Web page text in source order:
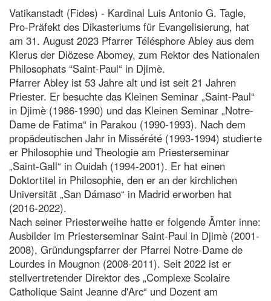
Vatikanstadt (Fides) - Kardinal Luis Antonio G. Tagle,
Pro-Präfekt des Dikasteriums für Evangelisierung, hat
am 31. August 2023 Pfarrer Télésphore Abley aus dem
Klerus der Diözese Abomey, zum Rektor des Nationalen
Philosophats “Saint-Paul“ in Djimè.
Pfarrer Abley ist 53 Jahre alt und ist seit 21 Jahren
Priester. Er besuchte das Kleinen Seminar „Saint-Paul“
in Djimè (1986-1990) und das Kleinen Seminar „Notre-
Dame de Fatima“ in Parakou (1990-1993). Nach dem
propädeutischen Jahr in Missérété (1993-1994) studierte
er Philosophie und Theologie am Priesterseminar
„Saint-Gall“ in Ouidah (1994-2001). Er hat einen
Doktortitel in Philosophie, den er an der kirchlichen
Universität „San Dámaso“ in Madrid erworben hat
(2016-2022).
Nach seiner Priesterweihe hatte er folgende Ämter inne:
Ausbilder im Priesterseminar Saint-Paul in Djimè (2001-
2008), Gründungspfarrer der Pfarrei Notre-Dame de
Lourdes in Mougnon (2008-2011). Seit 2022 ist er
stellvertretender Direktor des „Complexe Scolaire
Catholique Saint Jeanne d'Arc“ und Dozent am